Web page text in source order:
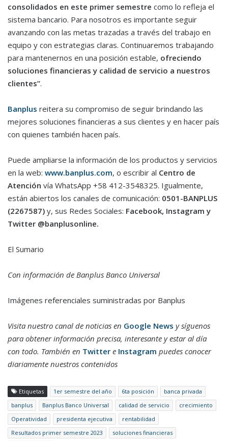
consolidados en este primer semestre como lo refleja el
sistema bancario. Para nosotros es importante seguir
avanzando con las metas trazadas a través del trabajo en
equipo y con estrategias claras. Continuaremos trabajando
para mantenernos en una posición estable, ofreciendo
soluciones financieras y calidad de servicio a nuestros
clientes”.
Banplus reitera su compromiso de seguir brindando las
mejores soluciones financieras a sus clientes y en hacer país
con quienes también hacen país.
Puede ampliarse la información de los productos y servicios
en la web: www.banplus.com, o escribir al Centro de
Atención vía WhatsApp +58 412-3548325. Igualmente,
están abiertos los canales de comunicación: 0501-BANPLUS
(2267587) y, sus Redes Sociales: Facebook, Instagram y
Twitter @banplusonline.
El Sumario
Con información de Banplus Banco Universal
Imágenes referenciales suministradas por Banplus
Visita nuestro canal de noticias en Google News y síguenos
para obtener información precisa, interesante y estar al día
con todo. También en Twitter e Instagram puedes conocer
diariamente nuestros contenidos
Etiquetas 1er semestre del año 6ta posición
banca privada
banplus
Banplus Banco Universal calidad de servicio
crecimiento
Operatividad
presidenta ejecutiva
rentabilidad
Resultados primer semestre 2023
soluciones financieras